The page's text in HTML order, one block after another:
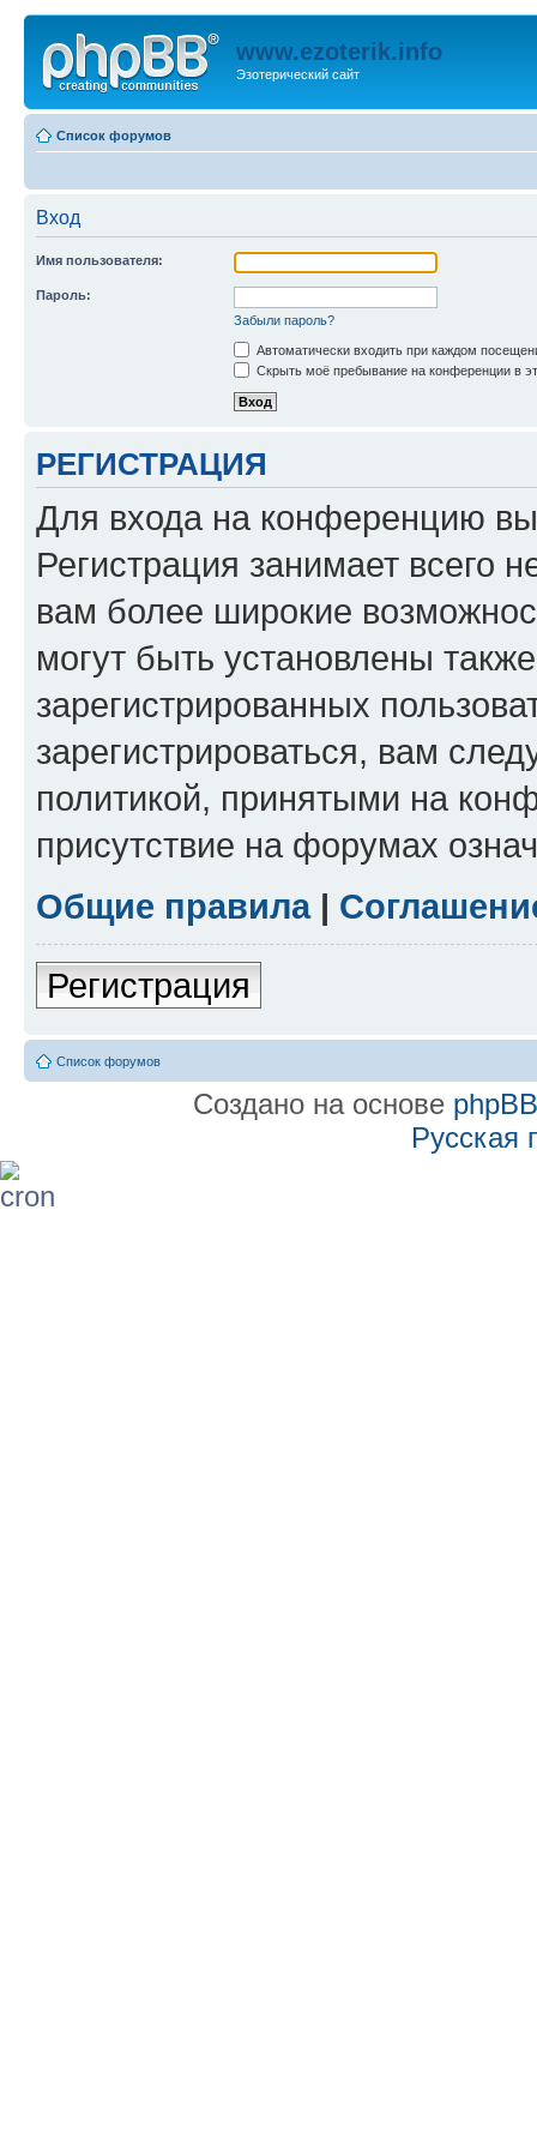
www.ezoterik.info
Эзотерический сайт
Список форумов
Вход
Имя пользователя:
Пароль:
Забыли пароль?
Автоматически входить при каждом
Скрыть моё пребывание на конференции в
РЕГИСТРАЦИЯ
Для входа на конференцию
Регистрация занимает всего
вам более широкие
могут быть установлены
зарегистрированных
зарегистрироваться, вам
политикой, принятыми на
присутствие на форумах
Общие правила|
Регистрация
Список форумов
Создано на основе phpBB
Русская